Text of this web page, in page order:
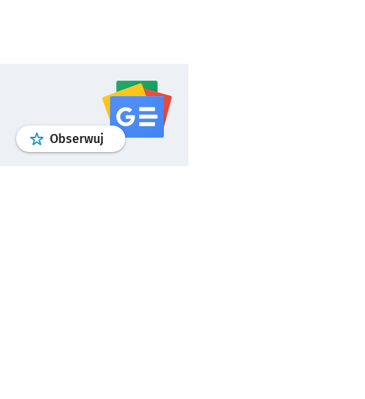
Obserwuj profilgoogle news